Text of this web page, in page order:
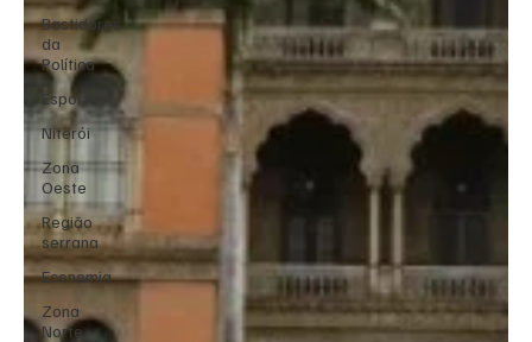
Bastidores
da
Política
Esporte
Niterói
Zona
Oeste
Região
serrana
Economia
Zona
Norte